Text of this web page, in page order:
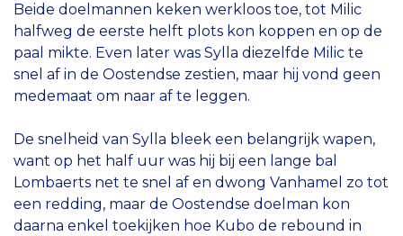
Beide doelmannen keken werkloos toe, tot Milic
halfweg de eerste helft plots kon koppen en op de
paal mikte. Even later was Sylla diezelfde Milic te
snel af in de Oostendse zestien, maar hij vond geen
medemaat om naar af te leggen.
De snelheid van Sylla bleek een belangrijk wapen,
want op het half uur was hij bij een lange bal
Lombaerts net te snel af en dwong Vanhamel zo tot
een redding, maar de Oostendse doelman kon
daarna enkel toekijken hoe Kubo de rebound in